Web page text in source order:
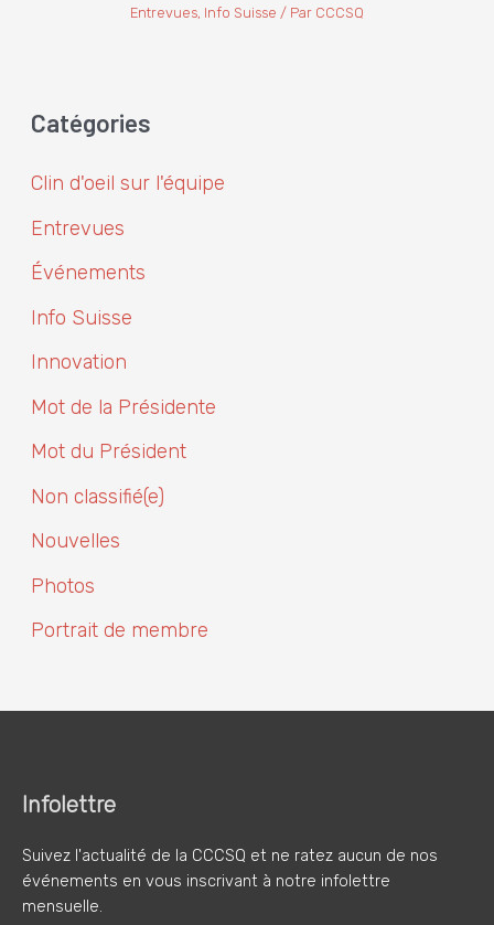
Entrevues, Info Suisse / Par CCCSQ
Catégories
Clin d'oeil sur l'équipe
Entrevues
Événements
Info Suisse
Innovation
Mot de la Présidente
Mot du Président
Non classifié(e)
Nouvelles
Photos
Portrait de membre
Infolettre
Suivez l'actualité de la CCCSQ et ne ratez aucun de nos
événements en vous inscrivant à notre infolettre
mensuelle.